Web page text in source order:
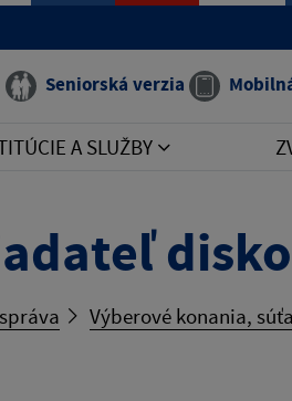
Seniorská verzia
A SLUŽBY
Výberové konania,